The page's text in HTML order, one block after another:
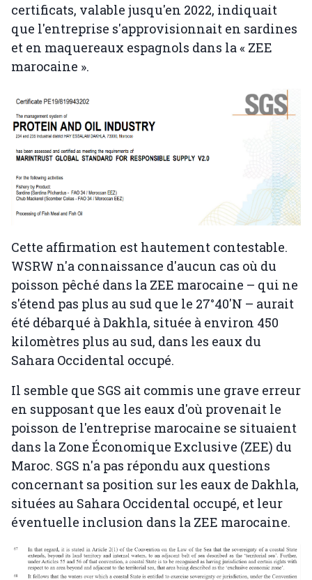
certificats, valable jusqu'en 2022, indiquait
que l'entreprise s'approvisionnait en sardines
et en maquereaux espagnols dans la « ZEE
marocaine ».
Cette affirmation est hautement contestable.
WSRW n'a connaissance d'aucun cas où du
poisson pêché dans la ZEE marocaine – qui ne
s'étend pas plus au sud que le 27°40′N – aurait
été débarqué à Dakhla, située à environ 450
kilomètres plus au sud, dans les eaux du
Sahara Occidental occupé.
Il semble que SGS ait commis une grave erreur
en supposant que les eaux d'où provenait le
poisson de l'entreprise marocaine se situaient
dans la Zone Économique Exclusive (ZEE) du
Maroc. SGS n'a pas répondu aux questions
concernant sa position sur les eaux de Dakhla,
situées au Sahara Occidental occupé, et leur
éventuelle inclusion dans la ZEE marocaine.